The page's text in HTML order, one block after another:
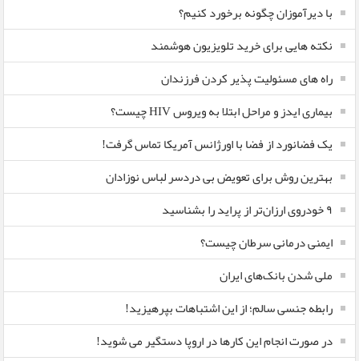
با دیرآموزان چگونه برخورد کنیم؟
نکته هایی برای خرید تلویزیون هوشمند
راه های مسئولیت پذیر کردن فرزندان
بیماری ایدز و مراحل ابتلا به ویروس HIV چیست؟
یک فضانورد از فضا با اورژانس آمریکا تماس گرفت!
بهترین روش برای تعویض بی دردسر لباس نوزادان
٩ خودروی ارزان‌تر از پراید را بشناسید
ایمنی درمانی سرطان چیست؟
ملی شدن بانک‌های ایران
رابطه جنسی سالم؛ از این اشتباهات بپرهیزید!
در صورت انجام این کارها در اروپا دستگیر می شوید!